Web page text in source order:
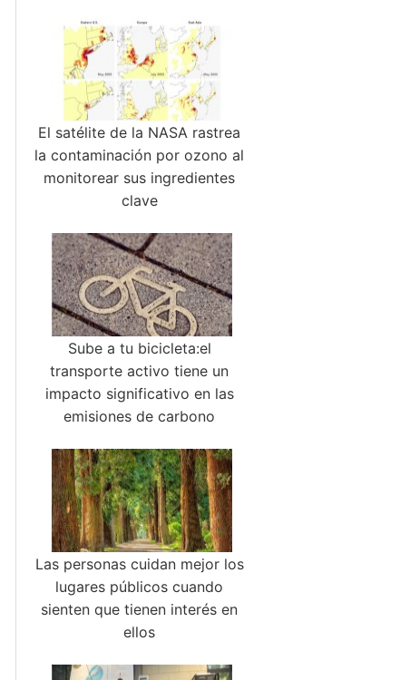
El satélite de la NASA rastrea
la contaminación por ozono al
monitorear sus ingredientes
clave
Sube a tu bicicleta:el
transporte activo tiene un
impacto significativo en las
emisiones de carbono
Las personas cuidan mejor los
lugares públicos cuando
sienten que tienen interés en
ellos